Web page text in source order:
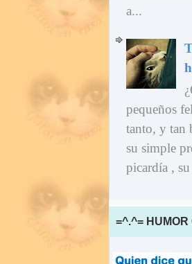
a...
pequeños
tanto, y tan
su simple
picardía ,
=^.^= HUMOR